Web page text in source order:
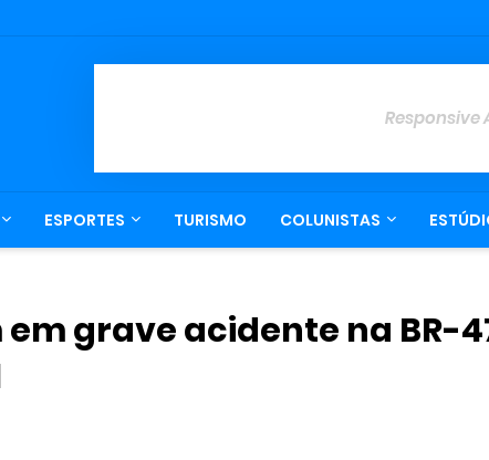
ESPORTES TURISMO COLUNISTAS
grave acidente na BR-